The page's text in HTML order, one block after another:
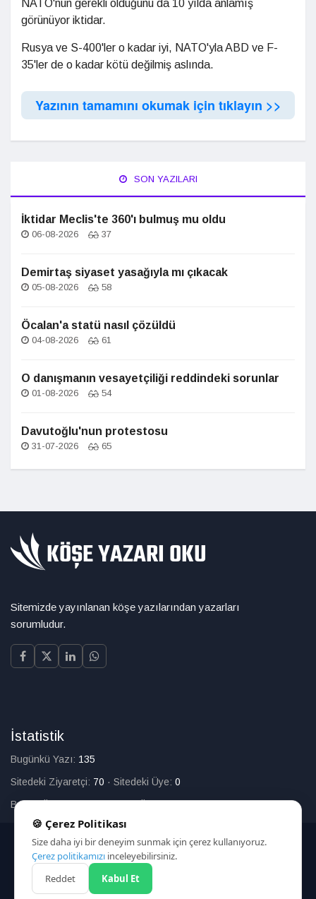
NATO'nun gerekli olduğunu da 10 yılda anlamış
görünüyor iktidar.
Rusya ve S-400'ler o kadar iyi, NATO'yla ABD ve F-
35'ler de o kadar kötü değilmiş aslında.
Yazının tamamını okumak için tıklayın >>
SON YAZILARI
İktidar Meclis'te 360'ı bulmuş mu oldu
06-08-2026 37
Demirtaş siyaset yasağıyla mı çıkacak
05-08-2026 58
Öcalan'a statü nasıl çözüldü
04-08-2026 61
O danışmanın vesayetçiliği reddindeki sorunlar
01-08-2026 54
Davutoğlu'nun protestosu
31-07-2026 65
Sitemizde yayınlanan köşe yazılarından yazarları
sorumludur.
İstatistik
Bugünkü Yazı: 135
Sitedeki Ziyaretçi: 70 · Sitedeki Üye: 0
Bugün Üye Olan:0·Toplam Üye:226
© 2025
HAKKIMIZDA
🍪 Çerez Politikası
Size daha iyi bir deneyim sunmak için çerez kullanıyoruz.
Çerez politikamızı inceleyebilirsiniz.
Reddet
Kabul Et